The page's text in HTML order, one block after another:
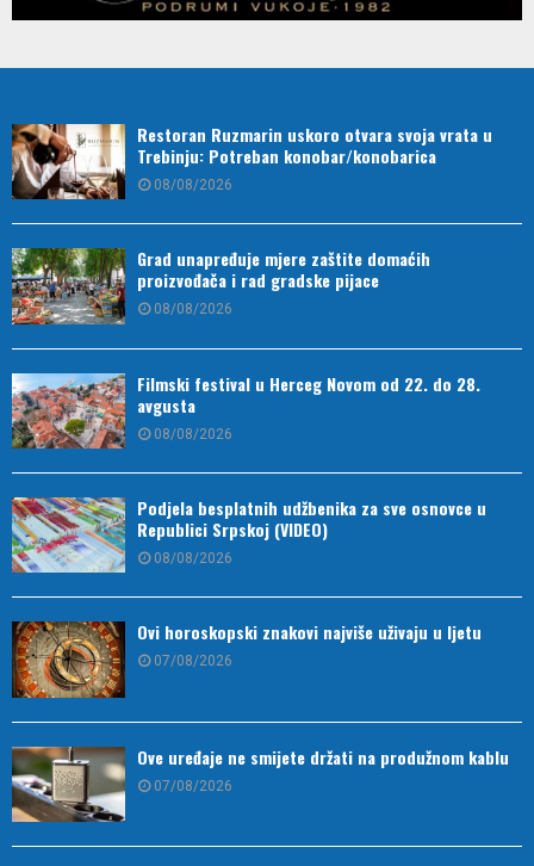
Restoran Ruzmarin uskoro otvara svoja vrata u
Trebinju: Potreban konobar/konobarica
08/08/2026
Grad unapređuje mjere zaštite domaćih
proizvođača i rad gradske pijace
08/08/2026
Filmski festival u Herceg Novom od 22. do 28.
avgusta
08/08/2026
Podjela besplatnih udžbenika za sve osnovce u
Republici Srpskoj (VIDEO)
08/08/2026
Ovi horoskopski znakovi najviše uživaju u ljetu
07/08/2026
Ove uređaje ne smijete držati na produžnom kablu
07/08/2026